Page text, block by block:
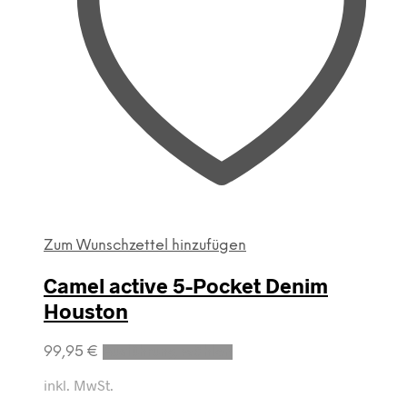
Zum Wunschzettel hinzufügen
Camel active 5-Pocket Denim
Houston
99,95 €
Dieses
inkl. MwSt.